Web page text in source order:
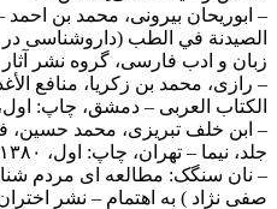
– ابوریحان بیرونی، محمد بن
زبان و ادب فارسی، گروه نشر آثار –
الکتاب العربی – دمشق، چاپ: اول،
جلد، نیما – تهران، چاپ: اول، ۱۳۸۰ه.ش.
– نان سنگک: مطالعه ای مردم
صفی نژاد ) به اهتمام – نشر اختران -